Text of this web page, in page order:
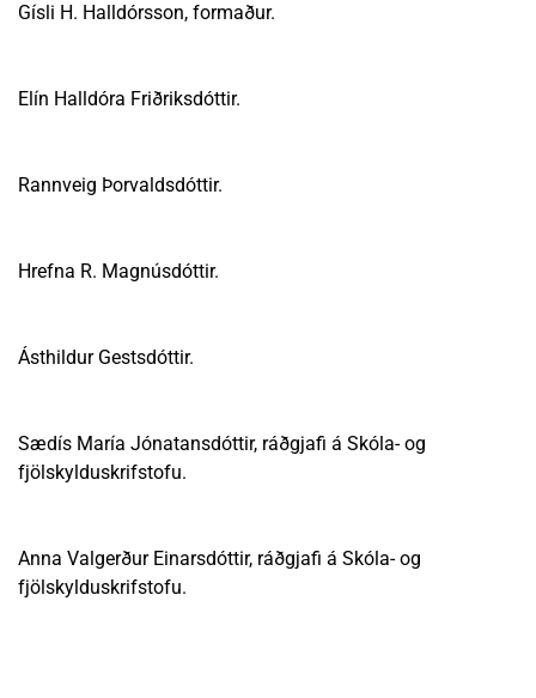
Gísli H. Halldórsson, formaður.
Elín Halldóra Friðriksdóttir.
Rannveig Þorvaldsdóttir.
Hrefna R. Magnúsdóttir.
Ásthildur Gestsdóttir.
Sædís María Jónatansdóttir, ráðgjafi á Skóla- og
fjölskylduskrifstofu.
Anna Valgerður Einarsdóttir, ráðgjafi á Skóla- og
fjölskylduskrifstofu.